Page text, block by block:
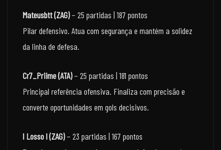
Mateusbtt (ZAG)– 25 partidas | 187 pontos
Pilar defensivo. Atua com segurança e mantém a solidez
da linha de defesa.
Cr7_Priime (ATA)– 25 partidas | 181 pontos
Principal referência ofensiva. Finaliza com precisão e
converte oportunidades em gols decisivos.
l Losso l (ZAG)– 23 partidas | 167 pontos